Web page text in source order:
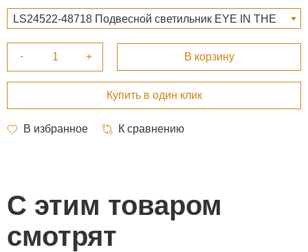
LS24522-48718 Подвесной светильник EYE IN THE
С этим товаром
смотрят